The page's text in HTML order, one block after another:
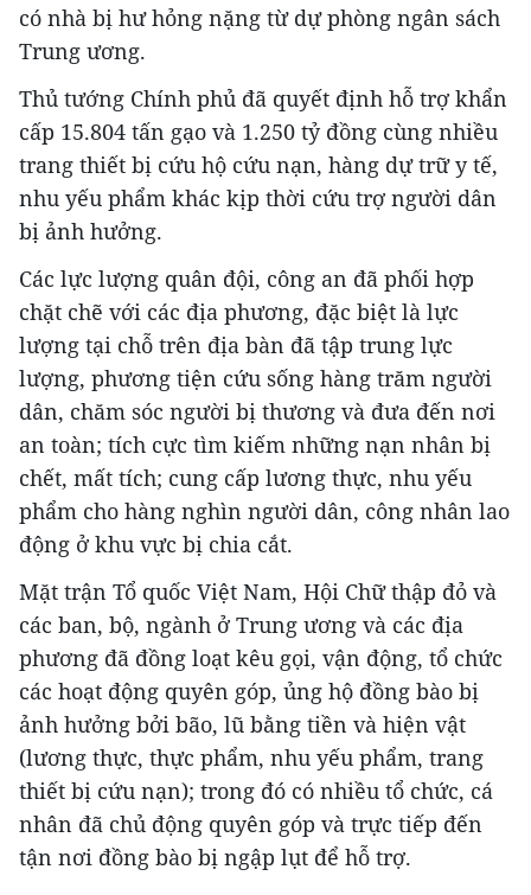
có nhà bị hư hỏng nặng từ dự phòng ngân sách
Trung ương.
Thủ tướng Chính phủ đã quyết định hỗ trợ khẩn
cấp 15.804 tấn gạo và 1.250 tỷ đồng cùng nhiều
trang thiết bị cứu hộ cứu nạn, hàng dự trữ y tế,
nhu yếu phẩm khác kịp thời cứu trợ người dân
bị ảnh hưởng.
Các lực lượng quân đội, công an đã phối hợp
chặt chẽ với các địa phương, đặc biệt là lực
lượng tại chỗ trên địa bàn đã tập trung lực
lượng, phương tiện cứu sống hàng trăm người
dân, chăm sóc người bị thương và đưa đến nơi
an toàn; tích cực tìm kiếm những nạn nhân bị
chết, mất tích; cung cấp lương thực, nhu yếu
phẩm cho hàng nghìn người dân, công nhân lao
động ở khu vực bị chia cắt.
Mặt trận Tổ quốc Việt Nam, Hội Chữ thập đỏ và
các ban, bộ, ngành ở Trung ương và các địa
phương đã đồng loạt kêu gọi, vận động, tổ chức
các hoạt động quyên góp, ủng hộ đồng bào bị
ảnh hưởng bởi bão, lũ bằng tiền và hiện vật
(lương thực, thực phẩm, nhu yếu phẩm, trang
thiết bị cứu nạn); trong đó có nhiều tổ chức, cá
nhân đã chủ động quyên góp và trực tiếp đến
tận nơi đồng bào bị ngập lụt để hỗ trợ.